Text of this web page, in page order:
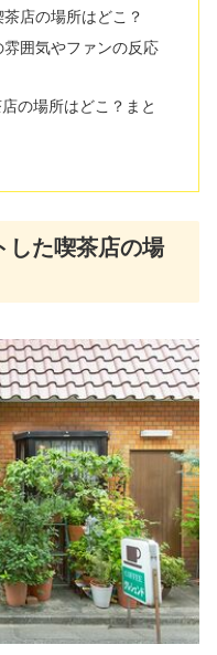
店の場所はどこ？
囲気やファンの反応
の場所はどこ？まと
した喫茶店の場